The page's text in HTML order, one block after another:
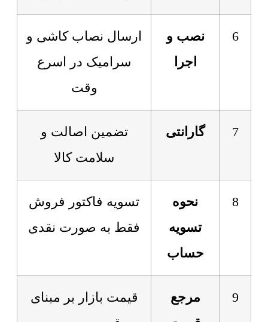
6
نصب و
اجرا
ارسال نصاب کاشی و
سرامیک در اسرع
وقت
7 گارانتی
تضمین اصالت و
سلامت کالا
8
نحوه
تسویه
حساب
تسویه فاکتور فروش
فقط به صورت نقدی
9
مرجع
قیمت بازار بر مبنای